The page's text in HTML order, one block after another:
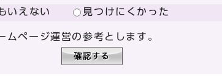
いえない 見つけにくかった
ページ運営の参考とします。